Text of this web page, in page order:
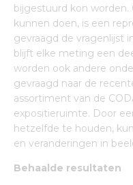
bijgestuurd kon
kunnen doen, is een
gevraagd de vragenlijst
blijft elke meting een
worden ook andere
gevraagd naar de
assortiment van de
expositieruimte. Door
hetzelfde te houden,
en veranderingen in
Behaalde resultaten